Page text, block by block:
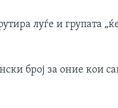
луѓе и групата
број за оние кои